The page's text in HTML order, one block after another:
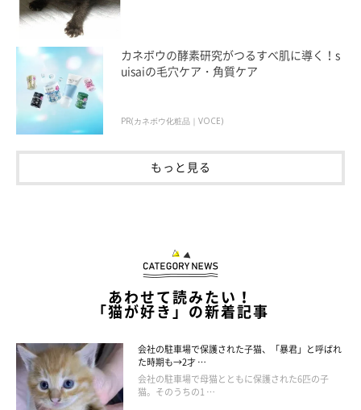
「シェルターとしての役目であれば、ジュエリー工場に限らずど
んな小さな事業所でも可能です。このような会社が増え、家族の
いない保護猫がいなくなることが夢の一つです」
カネボウの酵素研究がつるすべ肌に導く！s
uisaiの毛穴ケア・角質ケア
PR(カネボウ化粧品｜VOCE)
もっと見る
あわせて読みたい！
「猫が好き」の新着記事
会社の駐車場で保護された子猫、「暴君」と呼ばれ
た時期も→2才 …
会社の駐車場で母猫とともに保護された6匹の子
猫。そのうちの1 …